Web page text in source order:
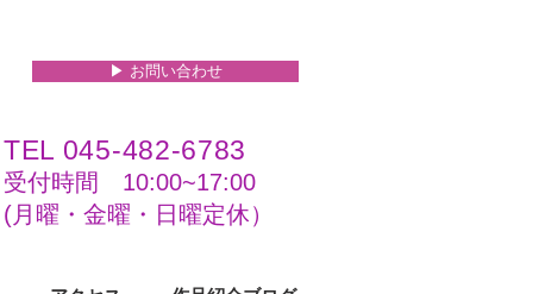
▶︎ お問い合わせ
TEL 045-482-6783
受付時間 10:00~17:00​​​
(​月曜・金曜・日曜定休）